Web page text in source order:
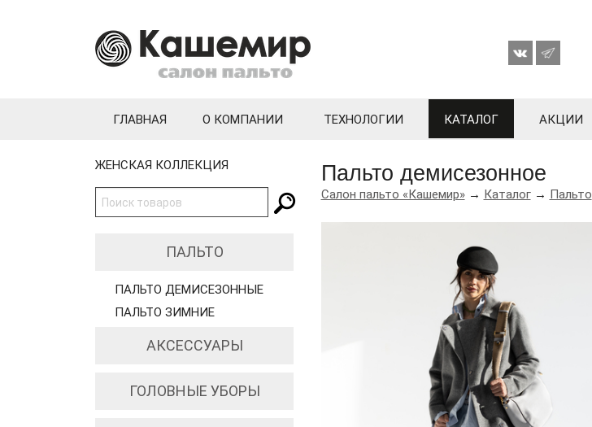
ГЛАВНАЯ О КОМПАНИИ ТЕХНОЛОГИИ КАТАЛОГ АКЦИИ
ЖЕНСКАЯ КОЛЛЕКЦИЯ
ПАЛЬТО
ПАЛЬТО ДЕМИСЕЗОННЫЕ
ПАЛЬТО ЗИМНИЕ
АКСЕССУАРЫ
ГОЛОВНЫЕ УБОРЫ
Пальто демисезонное
Салон пальто «Кашемир»→ Каталог→ Пальто